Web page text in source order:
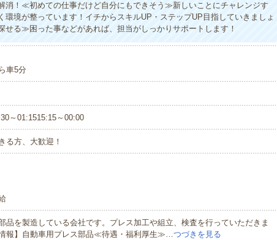
消！≪初めての仕事だけど自分にもできそう≫新しいことにチャレンジす
環境が整っています！イチからスキルUP・ステップUP目指していきましょ
る≫困った事などがあれば、担当がしっかりサポートします！
車5分
～01:1515:15～00:00
る方、大歓迎！
品を製造している会社です。プレス加工や組立、検査を行っていただきま
報】自動車用プレス部品≪待遇・福利厚生≫…つづきを見る